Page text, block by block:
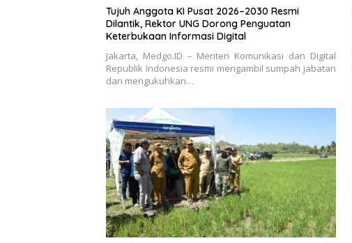
Tujuh Anggota KI Pusat 2026–2030 Resmi
Dilantik, Rektor UNG Dorong Penguatan
Keterbukaan Informasi Digital
Jakarta, Medgo.ID – Menteri Komunikasi dan Digital
Republik Indonesia resmi mengambil sumpah jabatan
dan mengukuhkan…